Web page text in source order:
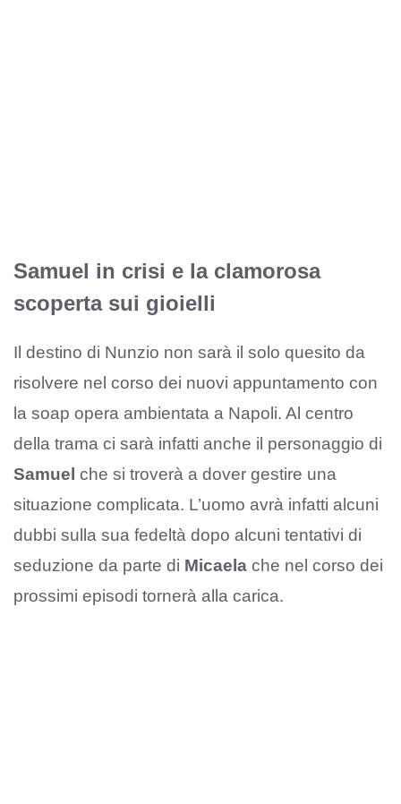
Samuel in crisi e la clamorosa
scoperta sui gioielli
Il destino di Nunzio non sarà il solo quesito da
risolvere nel corso dei nuovi appuntamento con
la soap opera ambientata a Napoli. Al centro
della trama ci sarà infatti anche il personaggio di
Samuel che si troverà a dover gestire una
situazione complicata. L’uomo avrà infatti alcuni
dubbi sulla sua fedeltà dopo alcuni tentativi di
seduzione da parte di Micaela che nel corso dei
prossimi episodi tornerà alla carica.